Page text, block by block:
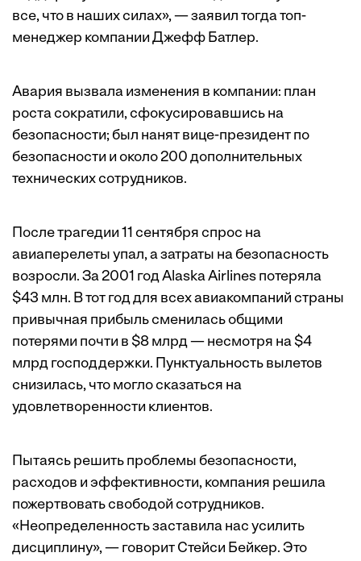
все, что в наших силах», — заявил тогда топ-
менеджер компании Джефф Батлер.
Авария вызвала изменения в компании: план
роста сократили, сфокусировавшись на
безопасности; был нанят вице-президент по
безопасности и около 200 дополнительных
технических сотрудников.
После трагедии 11 сентября спрос на
авиаперелеты упал, а затраты на безопасность
возросли. За 2001 год Alaska Airlines потеряла
$43 млн. В тот год для всех авиакомпаний страны
привычная прибыль сменилась общими
потерями почти в $8 млрд — несмотря на $4
млрд господдержки. Пунктуальность вылетов
снизилась, что могло сказаться на
удовлетворенности клиентов.
Пытаясь решить проблемы безопасности,
расходов и эффективности, компания решила
пожертвовать свободой сотрудников.
«Неопределенность заставила нас усилить
дисциплину», — говорит Стейси Бейкер. Это